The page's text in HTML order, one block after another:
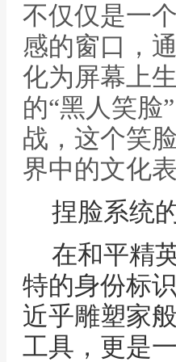
不仅仅是一
感的窗口，
化为屏幕上
的“黑人笑脸
战，这个笑
界中的文化
捏脸系统
在和平精
特的身份标
近乎雕塑家
工具，更是